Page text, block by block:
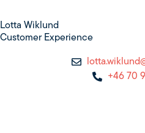
Lotta Wiklund
Customer Experience
+46 70